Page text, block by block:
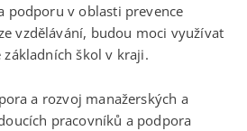
podporu v oblasti prevence
vzdělávání, budou moci využívat
základních škol v kraji.
a rozvoj manažerských a
pracovníků a podpora